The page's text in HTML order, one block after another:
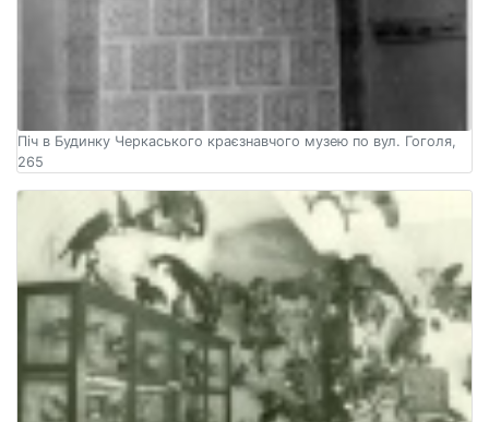
Піч в Будинку Черкаського краєзнавчого музею по вул. Гоголя,
265